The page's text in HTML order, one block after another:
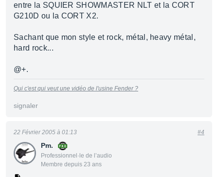
entre la SQUIER SHOWMASTER NLT et la CORT
G210D ou la CORT X2.
Sachant que mon style et rock, métal, heavy métal,
hard rock...
@+.
Qui c'est qui veut une vidéo de l'usine Fender ?
signaler
Pm.
Professionnel·le de l’audio
Membre depuis 23 ans
22 Février 2005 à 01:13 #4